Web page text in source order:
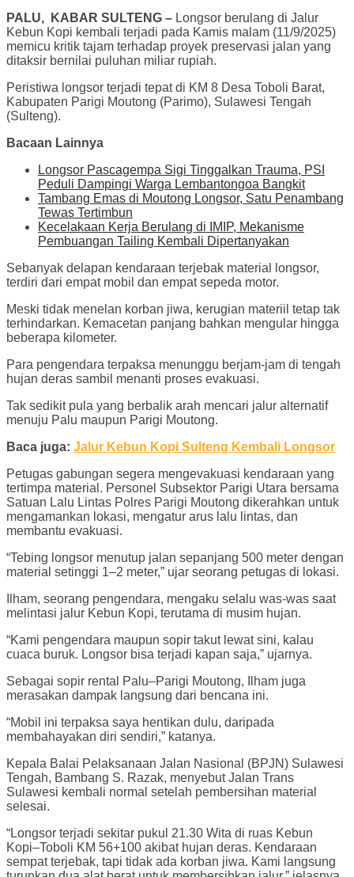
PALU, KABAR SULTENG – Longsor berulang di Jalur
Kebun Kopi kembali terjadi pada Kamis malam (11/9/2025)
memicu kritik tajam terhadap proyek preservasi jalan yang
ditaksir bernilai puluhan miliar rupiah.
Peristiwa longsor terjadi tepat di KM 8 Desa Toboli Barat,
Kabupaten Parigi Moutong (Parimo), Sulawesi Tengah
(Sulteng).
Bacaan Lainnya
Longsor Pascagempa Sigi Tinggalkan Trauma, PSI
Peduli Dampingi Warga Lembantongoa Bangkit
Tambang Emas di Moutong Longsor, Satu Penambang
Tewas Tertimbun
Kecelakaan Kerja Berulang di IMIP, Mekanisme
Pembuangan Tailing Kembali Dipertanyakan
Sebanyak delapan kendaraan terjebak material longsor,
terdiri dari empat mobil dan empat sepeda motor.
Meski tidak menelan korban jiwa, kerugian materiil tetap tak
terhindarkan. Kemacetan panjang bahkan mengular hingga
beberapa kilometer.
Para pengendara terpaksa menunggu berjam-jam di tengah
hujan deras sambil menanti proses evakuasi.
Tak sedikit pula yang berbalik arah mencari jalur alternatif
menuju Palu maupun Parigi Moutong.
Baca juga: Jalur Kebun Kopi Sulteng Kembali Longsor
Petugas gabungan segera mengevakuasi kendaraan yang
tertimpa material. Personel Subsektor Parigi Utara bersama
Satuan Lalu Lintas Polres Parigi Moutong dikerahkan untuk
mengamankan lokasi, mengatur arus lalu lintas, dan
membantu evakuasi.
“Tebing longsor menutup jalan sepanjang 500 meter dengan
material setinggi 1–2 meter,” ujar seorang petugas di lokasi.
Ilham, seorang pengendara, mengaku selalu was-was saat
melintasi jalur Kebun Kopi, terutama di musim hujan.
“Kami pengendara maupun sopir takut lewat sini, kalau
cuaca buruk. Longsor bisa terjadi kapan saja,” ujarnya.
Sebagai sopir rental Palu–Parigi Moutong, Ilham juga
merasakan dampak langsung dari bencana ini.
“Mobil ini terpaksa saya hentikan dulu, daripada
membahayakan diri sendiri,” katanya.
Kepala Balai Pelaksanaan Jalan Nasional (BPJN) Sulawesi
Tengah, Bambang S. Razak, menyebut Jalan Trans
Sulawesi kembali normal setelah pembersihan material
selesai.
“Longsor terjadi sekitar pukul 21.30 Wita di ruas Kebun
Kopi–Toboli KM 56+100 akibat hujan deras. Kendaraan
sempat terjebak, tapi tidak ada korban jiwa. Kami langsung